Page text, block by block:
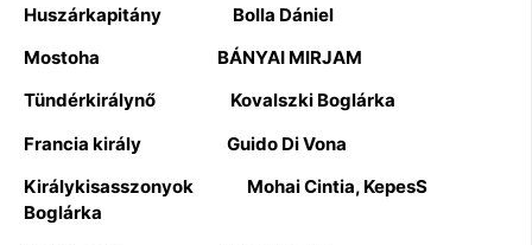
Huszárkapitány Bolla Dániel
Mostoha BÁNYAI MIRJAM
Tündérkirálynő Kovalszki Boglárka
Francia király Guido Di Vona
Királykisasszonyok Mohai Cintia, KepesS
Boglárka